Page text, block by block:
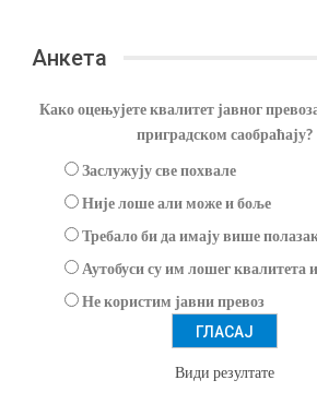
Анкета
Како оцењујете квалитет јавног
приградском саобраћају?
Заслужују све похвале
Није лоше али може и боље
Требало би да имају више
Аутобуси су им лошег квалитета
Не користим јавни превоз
Види резултате